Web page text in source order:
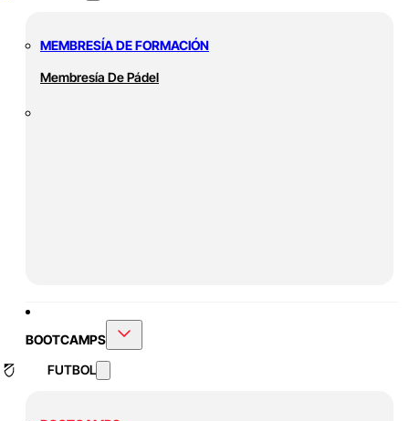
MEMBRESÍA DE FORMACIÓN
Membresía De Pádel
BOOTCAMPS
FUTBOL